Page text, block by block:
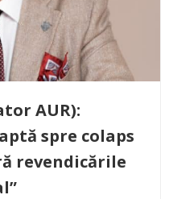
AUR):
spre colaps
revendicările